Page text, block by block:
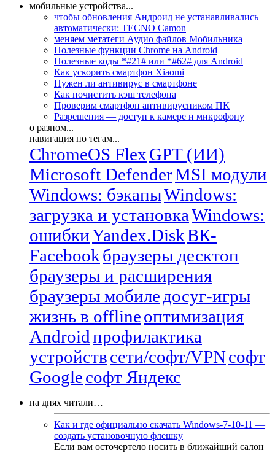
мобильные устройства...
чтобы обновления Андроид не устанавливались
автоматически: TECNO Camon
меняем метатеги Аудио файлов Мобильника
Полезные функции Chrome на Android
Полезные коды *#21# или *#62# для Android
Как ускорить смартфон Xiaomi
Нужен ли антивирус в смартфоне
Как почистить кэш телефона
Проверим смартфон антивирусником ПК
Разрешения — доступ к камере и микрофону
о разном...
навигация по тегам...
ChromeOS FlexGPT (ИИ)
Microsoft DefenderMSI модули
Windows: бэкапыWindows:
загрузка и установкаWindows:
ошибкиYandex.DiskВК-
Facebookбраузеры десктоп
браузеры и расширения
браузеры мобиле досуг-игры
жизнь в offlineоптимизация
Androidпрофилактика
устройствсети/софт/VPNсофт
Googleсофт Яндекс
на днях читали…
Как и где официально скачать Windows-7-10-11 —
создать установочную флешку
Если вам осточертело носить в ближайший салон